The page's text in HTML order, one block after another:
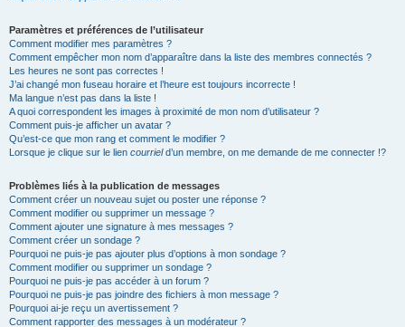
Paramètres et préférences de l’utilisateur
Comment modifier mes paramètres ?
Comment empêcher mon nom d’apparaître dans la liste des membres connectés ?
Les heures ne sont pas correctes !
J’ai changé mon fuseau horaire et l’heure est toujours incorrecte !
Ma langue n’est pas dans la liste !
A quoi correspondent les images à proximité de mon nom d’utilisateur ?
Comment puis-je afficher un avatar ?
Qu’est-ce que mon rang et comment le modifier ?
Lorsque je clique sur le lien courrield’un membre, on me demande de me connecter !?
Problèmes liés à la publication de messages
Comment créer un nouveau sujet ou poster une réponse ?
Comment modifier ou supprimer un message ?
Comment ajouter une signature à mes messages ?
Comment créer un sondage ?
Pourquoi ne puis-je pas ajouter plus d’options à mon sondage ?
Comment modifier ou supprimer un sondage ?
Pourquoi ne puis-je pas accéder à un forum ?
Pourquoi ne puis-je pas joindre des fichiers à mon message ?
Pourquoi ai-je reçu un avertissement ?
Comment rapporter des messages à un modérateur ?